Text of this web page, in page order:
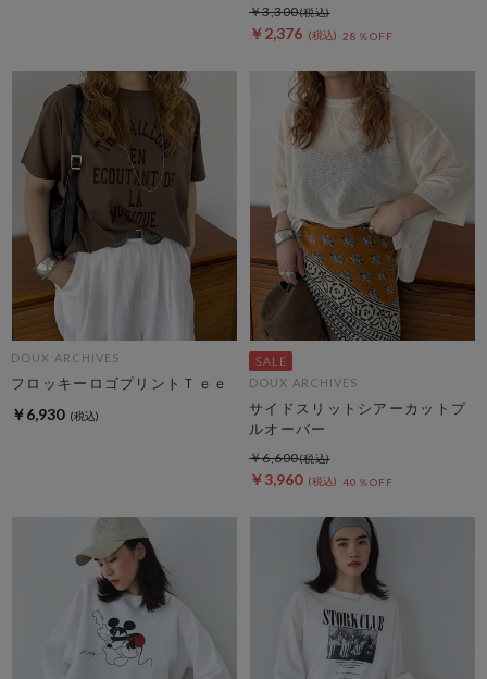
￥2,376 28％OFF
￥3,300
DOUX ARCHIVES
フロッキーロゴプリントＴｅｅ
￥6,930
DOUX ARCHIVES
サイドスリットシアーカットプ
ルオーバー
￥3,960 40％OFF
￥6,600